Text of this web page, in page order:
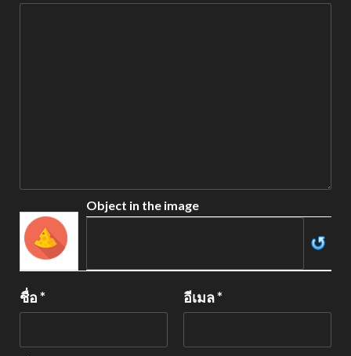
Object in the image
ชื่อ* อีเมล*